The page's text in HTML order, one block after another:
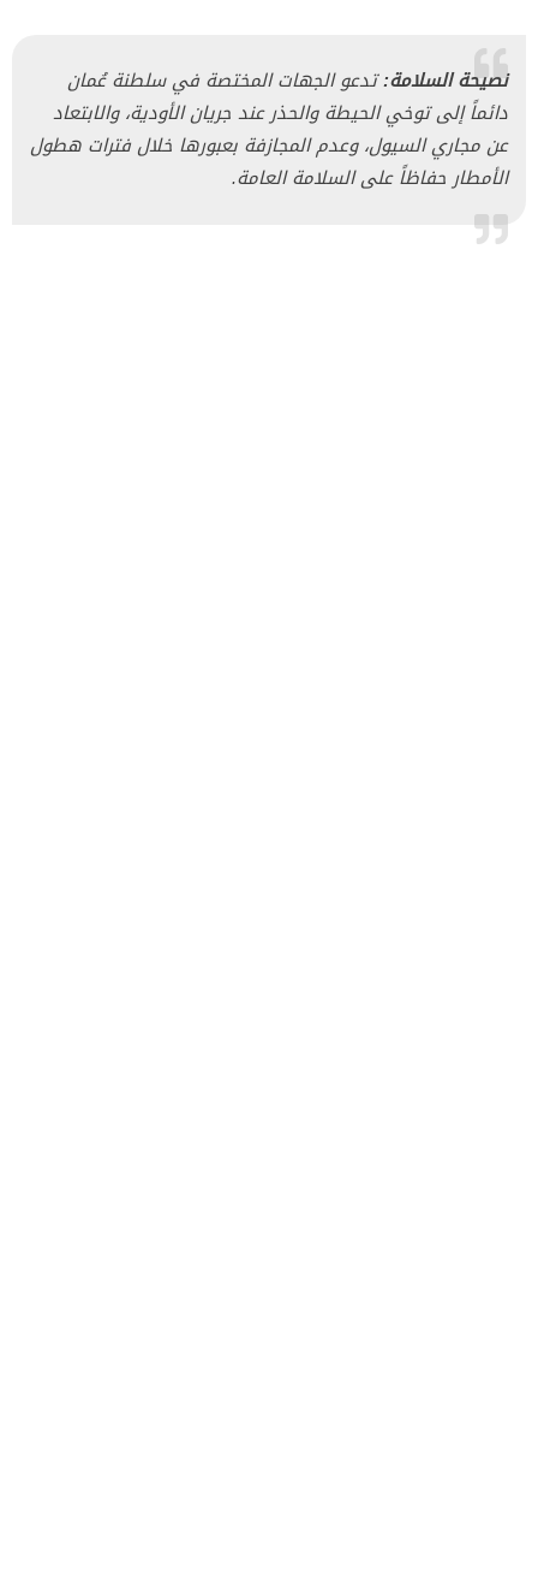
نصيحة السلامة:تدعو الجهات المختصة في سلطنة عُمان
دائماً إلى توخي الحيطة والحذر عند جريان الأودية، والابتعاد
عن مجاري السيول، وعدم المجازفة بعبورها خلال فترات هطول
الأمطار حفاظاً على السلامة العامة.